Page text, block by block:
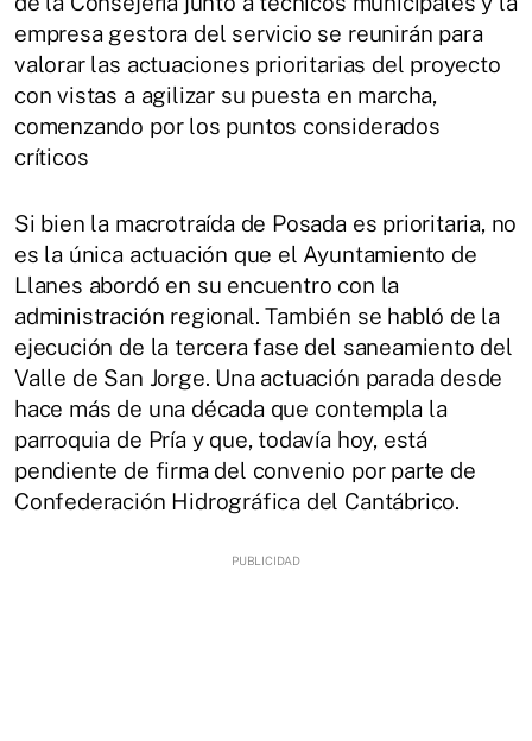
empresa gestora del servicio se reunirán para
valorar las actuaciones prioritarias del proyecto
con vistas a agilizar su puesta en marcha,
comenzando por los puntos considerados
críticos
Si bien la macrotraída de Posada es prioritaria, no
es la única actuación que el Ayuntamiento de
Llanes abordó en su encuentro con la
administración regional. También se habló de la
ejecución de la tercera fase del saneamiento del
Valle de San Jorge. Una actuación parada desde
hace más de una década que contempla la
parroquia de Pría y que, todavía hoy, está
pendiente de firma del convenio por parte de
Confederación Hidrográfica del Cantábrico.